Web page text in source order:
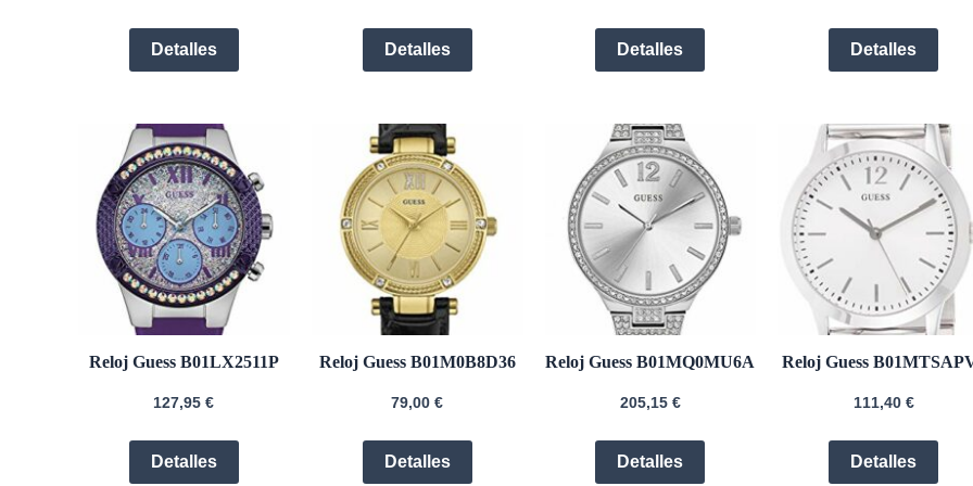
Detalles Detalles Detalles Detalles
Reloj Guess B01LX2511P
127,95€
Detalles
Reloj Guess B01M0B8D36
79,00€
Detalles
Reloj Guess B01MQ0MU6A
205,15 €
Detalles
Reloj Guess
111,40 €
Detalles